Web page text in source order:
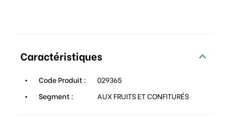
Caractéristiques
Code Produit :
029365
Segment :
AUX FRUITS ET CONFITURÉS